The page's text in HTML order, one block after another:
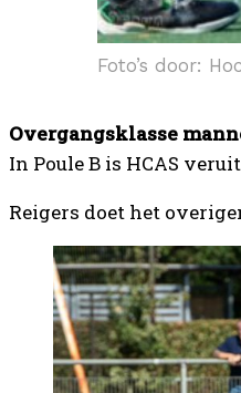
Foto’s door:
Overgangsklasse
In Poule B is HCAS
Reigers doet het